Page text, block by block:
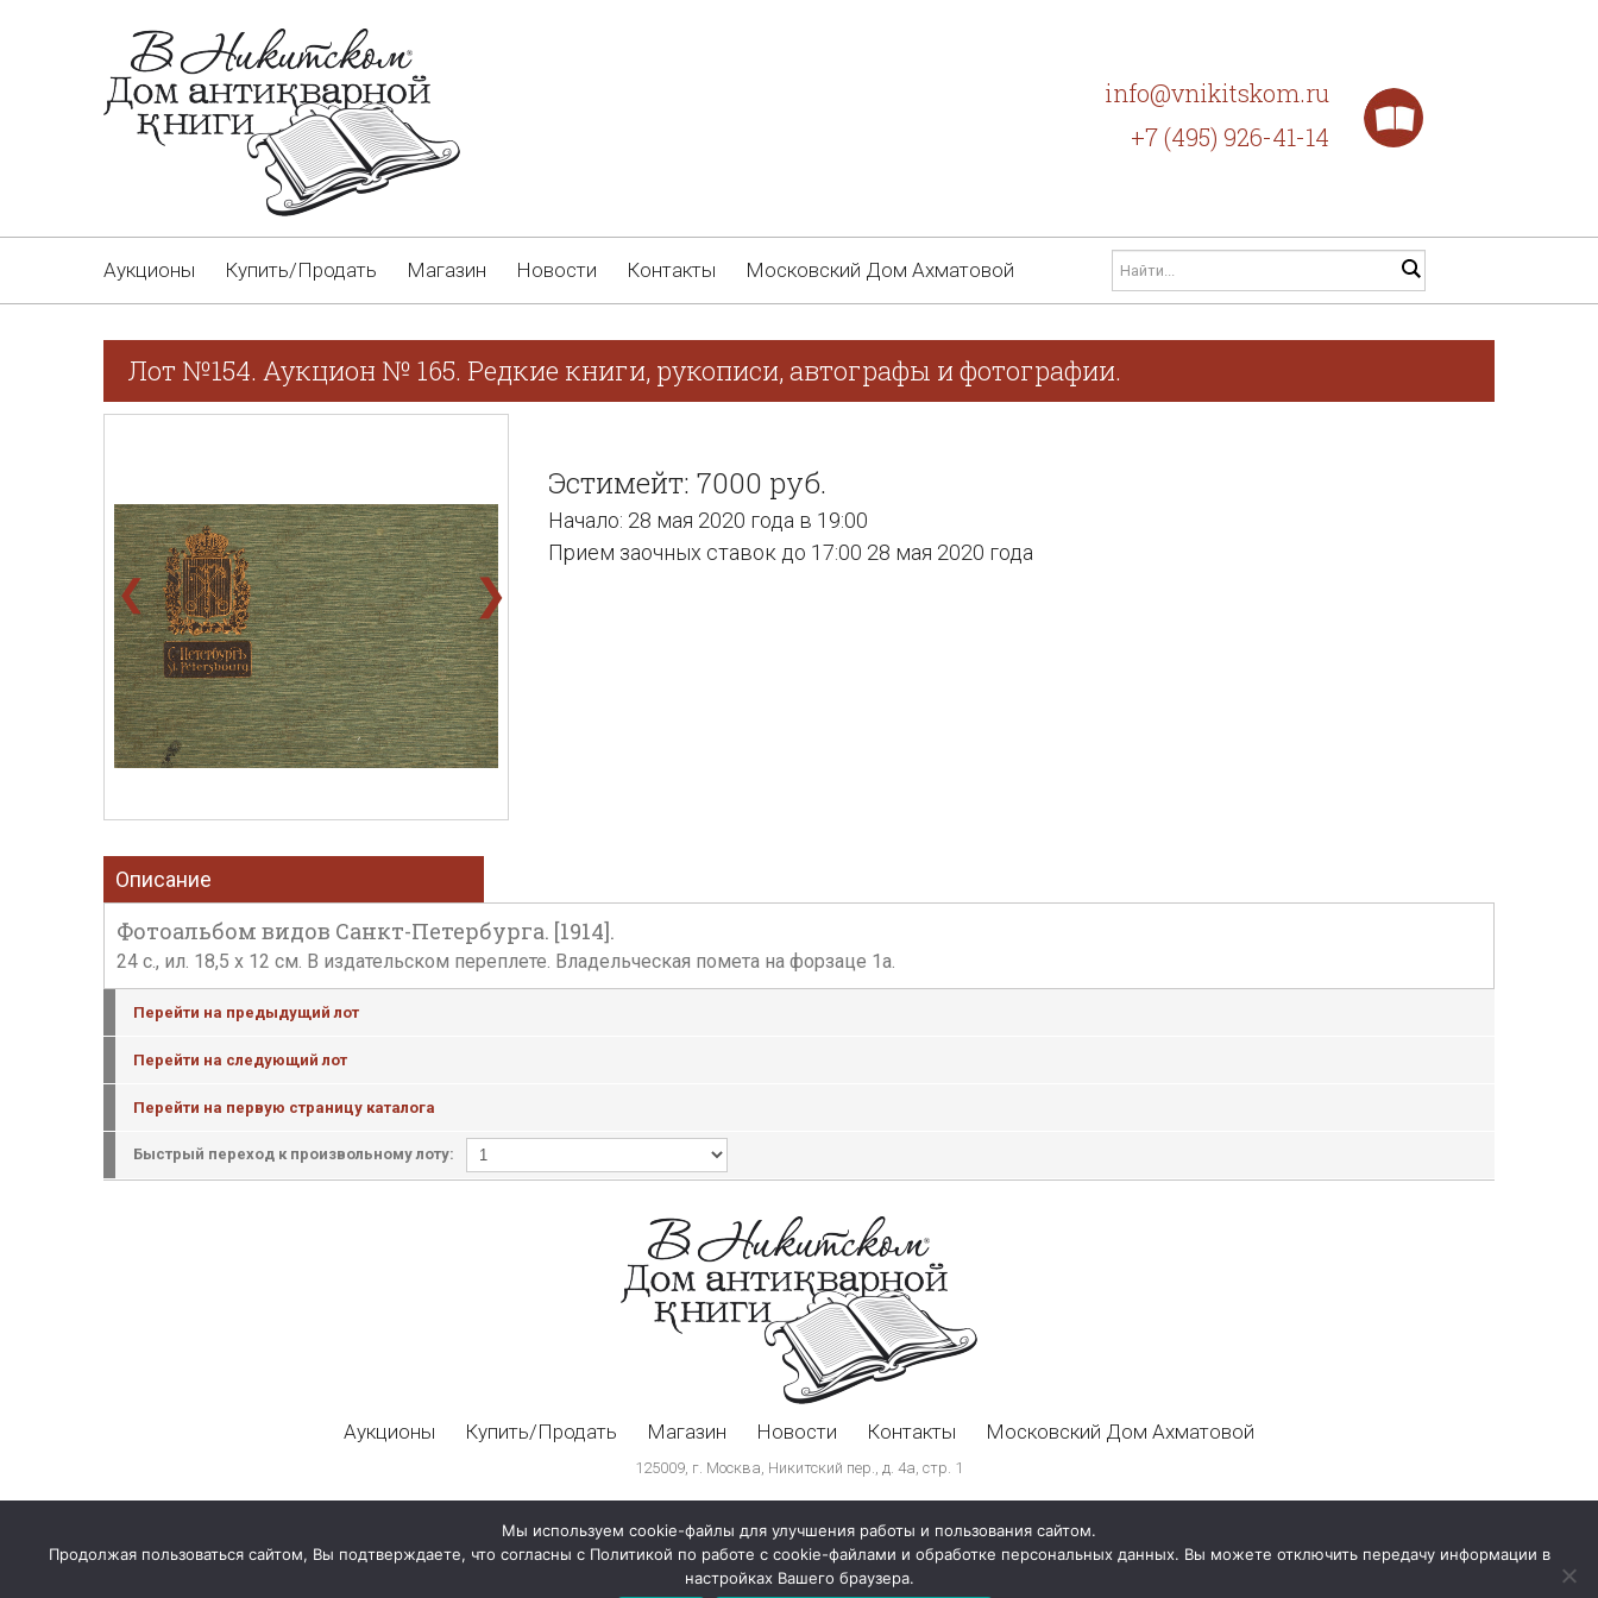
info@vnikitskom.ru
+7 (495) 926-41-14
Аукционы Купить/Продать Магазин Новости Контакты Московский Дом Ахматовой
Лот №154. Аукцион № 165. Редкие книги, рукописи, автографы и фотографии.
❮ ❯
Эстимейт: 7000 руб.
Начало: 28 мая 2020 года в 19:00
Прием заочных ставок до 17:00 28 мая 2020 года
Описание
Фотоальбом видов Санкт-Петербурга. [1914].
24 с., ил. 18,5 x 12 см. В издательском переплете. Владельческая помета на форзаце 1а.
Перейти на предыдущий лот
Перейти на следующий лот
Перейти на первую страницу каталога
Быстрый переход к произвольному лоту:
Аукционы Купить/Продать Магазин Новости Контакты Московский Дом Ахматовой
125009, г. Москва, Никитский пер., д. 4а, стр. 1
Мы используем cookie-файлы для улучшения работы и пользования сайтом.
Продолжая пользоваться сайтом, Вы подтверждаете, что согласны с Политикой по работе с cookie-файлами и обработке персональных данных. Вы можете отключить передачу информации в
настройках Вашего браузера.